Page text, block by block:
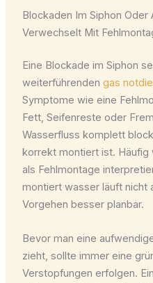
Blockaden Im Siphon Oder
Verwechselt Mit
Eine Blockade im Siphon
weiterführenden gas
Symptome wie eine
Fett, Seifenreste oder
Wasserfluss komplett
korrekt montiert ist.
als Fehlmontage
montiert wasser läuft nicht
Vorgehen besser planbar.
Bevor man eine
zieht, sollte immer eine
Verstopfungen erfolgen.